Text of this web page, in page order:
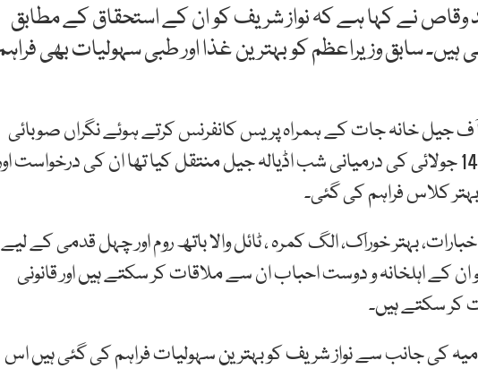
وقاص نے کہا ہے کہ نواز شریف کو ان کے استحقاق کے مطابق
سابق وزیراعظم کو بہترین غذا اور طبی سہولیات بھی
جیل خانہ جات کے ہمراہ پریس کانفرنس کرتے ہوئے نگراں صوبائی
وزیراطلاعات نے کہا کہ نواز شریف کو 13 اور 14 جولائی کی درمیانی شب اڈیالہ جیل منتقل کیا تھا ان کی درخواست
کلاس فراہم کی گئی۔
نوازشریف کو 21 انچ ٹی وی، اخبارات، بہتر خوراک، الگ کمرہ ، ٹائل والا باتھ روم اور چہل قدمی کے لیے
اہلخانہ و دوست احباب ان سے ملاقات کر سکتے ہیں اور قانونی
کر سکتے ہیں۔
کی جانب سے نواز شریف کو بہترین سہولیات فراہم کی گئی ہیں اس